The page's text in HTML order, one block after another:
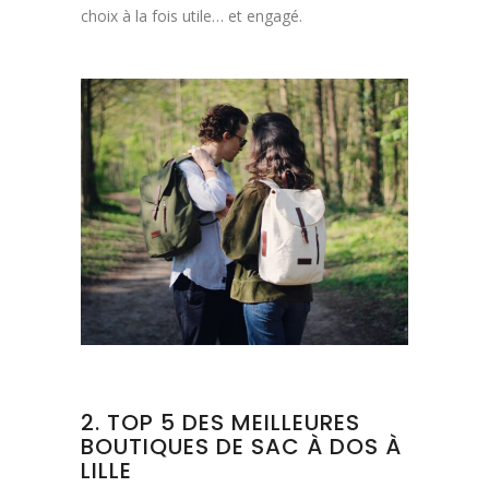
choix à la fois utile… et engagé.
2. TOP 5 DES MEILLEURES
BOUTIQUES DE SAC À DOS À
LILLE